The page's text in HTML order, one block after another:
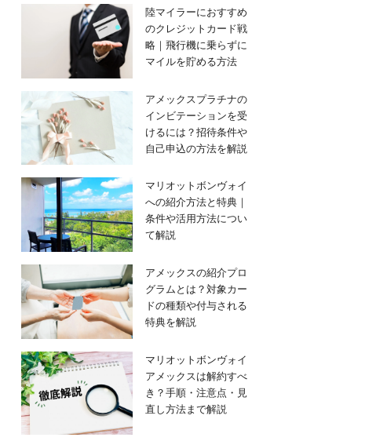
陸マイラーにおすすめ
のクレジットカード戦
略｜飛行機に乗らずに
マイルを貯める方法
アメックスプラチナの
インビテーションを受
けるには？招待条件や
自己申込の方法を解説
マリオットボンヴォイ
への紹介方法と特典｜
条件や活用方法につい
て解説
アメックスの紹介プロ
グラムとは？対象カー
ドの種類や付与される
特典を解説
マリオットボンヴォイ
アメックスは解約すべ
き？手順・注意点・見
直し方法まで解説